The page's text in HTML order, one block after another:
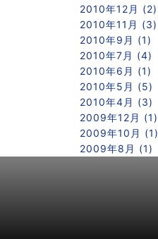
2010年12月 (2)
2010年11月 (3)
2010年9月 (1)
2010年7月 (4)
2010年6月 (1)
2010年5月 (5)
2010年4月 (3)
2009年12月 (1)
2009年10月 (1)
2009年8月 (1)